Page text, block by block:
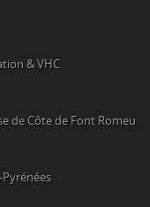
& VHC
de Côte de Font Romeu
Pyrénées